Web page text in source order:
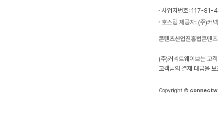
사업자번호: 117-81-
호스팅 제공자: (주)커
콘텐츠산업진흥법콘텐
(주)커넥트웨이브는 고
고객님의 결제 대금을
Copyright ©